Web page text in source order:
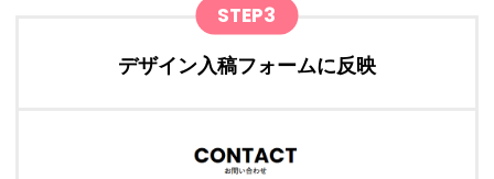
STEP3
デザイン入稿フォームに反映